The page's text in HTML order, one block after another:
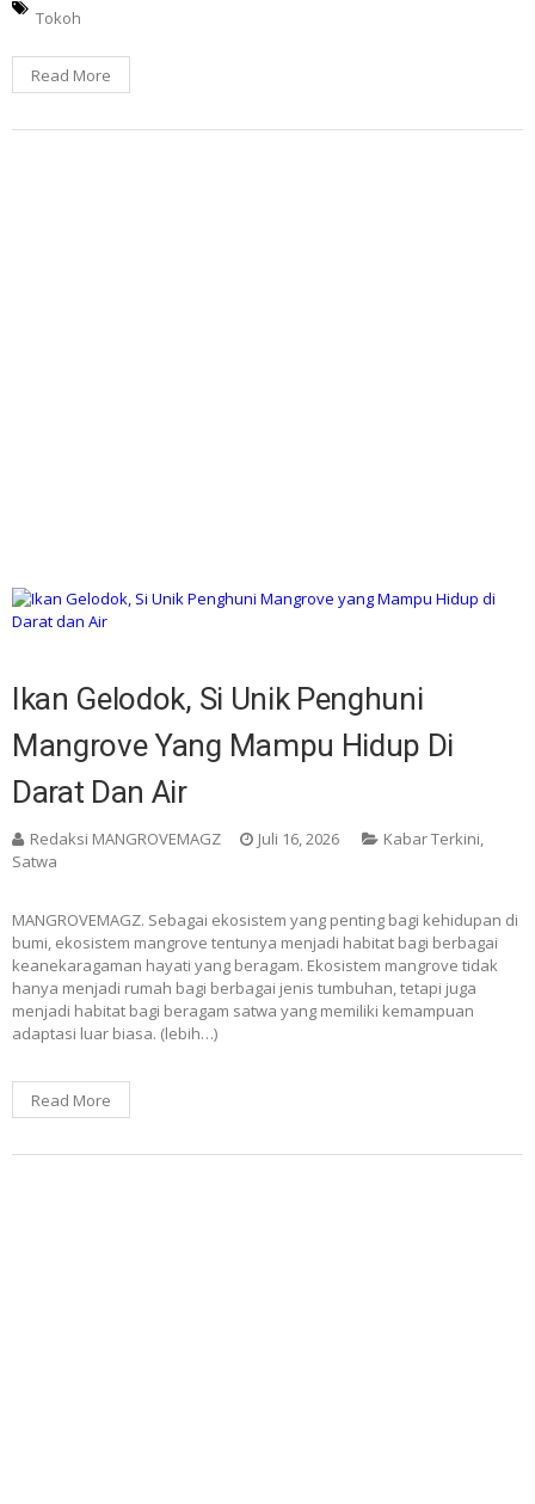
Tokoh
Read More
Ikan Gelodok, Si Unik Penghuni
Mangrove Yang Mampu Hidup Di
Darat Dan Air
Redaksi MANGROVEMAGZ Juli 16, 2026 Kabar Terkini,
Satwa
MANGROVEMAGZ. Sebagai ekosistem yang penting bagi kehidupan di
bumi, ekosistem mangrove tentunya menjadi habitat bagi berbagai
keanekaragaman hayati yang beragam. Ekosistem mangrove tidak
hanya menjadi rumah bagi berbagai jenis tumbuhan, tetapi juga
menjadi habitat bagi beragam satwa yang memiliki kemampuan
adaptasi luar biasa. (lebih…)
Read More